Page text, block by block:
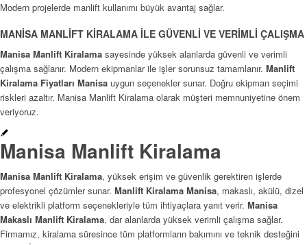
Modern projelerde manlift kullanımı büyük avantaj sağlar.
MANİSA MANLİFT KİRALAMA İLE GÜVENLİ VE VERİMLİ ÇALIŞMA
Manisa Manlift Kiralama sayesinde yüksek alanlarda güvenli ve verimli
çalışma sağlanır. Modern ekipmanlar ile işler sorunsuz tamamlanır. Manlift
Kiralama Fiyatları Manisa uygun seçenekler sunar. Doğru ekipman seçimi
riskleri azaltır. Manisa Manlift Kiralama olarak müşteri memnuniyetine önem
veriyoruz.
Manisa Manlift Kiralama
Manisa Manlift Kiralama, yüksek erişim ve güvenlik gerektiren işlerde
profesyonel çözümler sunar. Manlift Kiralama Manisa, makaslı, akülü, dizel
ve elektrikli platform seçenekleriyle tüm ihtiyaçlara yanıt verir. Manisa
Makaslı Manlift Kiralama, dar alanlarda yüksek verimli çalışma sağlar.
Firmamız, kiralama süresince tüm platformların bakımını ve teknik desteğini